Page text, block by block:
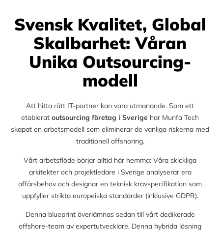
Svensk Kvalitet, Global
Skalbarhet: Våran
Unika Outsourcing-
modell
Att hitta rätt IT-partner kan vara utmanande. Som ett
etablerat outsourcing företag i Sverige har Munfa Tech
skapat en arbetsmodell som eliminerar de vanliga riskerna med
traditionell offshoring.
Vårt arbetsflöde börjar alltid här hemma: Våra skickliga
arkitekter och projektledare i Sverige analyserar era
affärsbehov och designar en teknisk kravspecifikation som
uppfyller strikta europeiska standarder (inklusive GDPR).
Denna blueprint överlämnas sedan till vårt dedikerade
offshore-team av expertutvecklare. Denna hybrida lösning